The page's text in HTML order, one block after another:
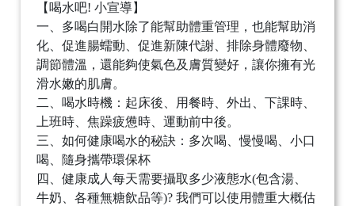
【喝水吧! 小宣導】
一、多喝白開水除了能幫助體重管理，也能幫助消
化、促進腸蠕動、促進新陳代謝、排除身體廢物、
調節體溫，還能夠使氣色及膚質變好，讓你擁有光
滑水嫩的肌膚。
二、喝水時機：起床後、用餐時、外出、下課時、
上班時、焦躁疲憊時、運動前中後。
三、如何健康喝水的秘訣：多次喝、慢慢喝、小口
喝、隨身攜帶環保杯
四、健康成人每天需要攝取多少液態水(包含湯、
牛奶、各種無糖飲品等)? 我們可以使用體重大概估